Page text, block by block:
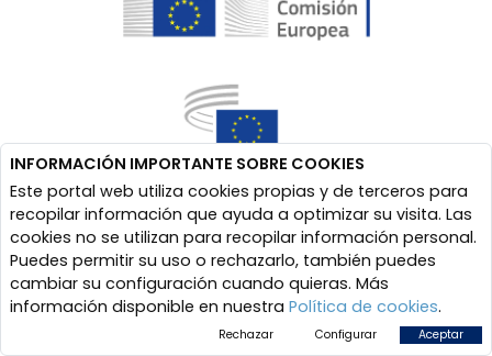
INFORMACIÓN IMPORTANTE SOBRE COOKIES
Este portal web utiliza cookies propias y de terceros para
recopilar información que ayuda a optimizar su visita. Las
cookies no se utilizan para recopilar información personal.
Puedes permitir su uso o rechazarlo, también puedes
cambiar su configuración cuando quieras. Más
información disponible en nuestra Política de cookies.
Rechazar Configurar Aceptar